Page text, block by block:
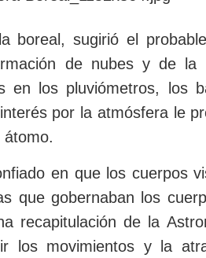
boreal, sugirió el
de nubes y de la
en los pluviómetros, los
por la atmósfera le
átomo.
en que los cuerpos
que gobernaban los
recapitulación de la
los movimientos y la